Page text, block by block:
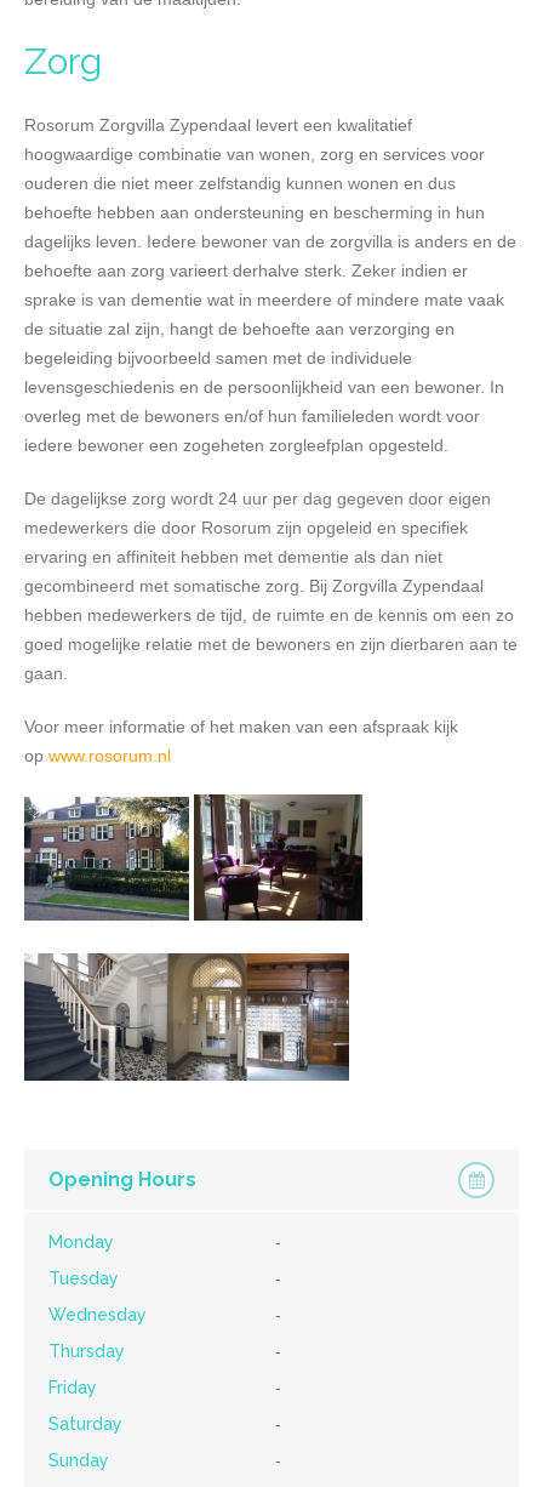
Zorg
Rosorum Zorgvilla Zypendaal levert een kwalitatief
hoogwaardige combinatie van wonen, zorg en services voor
ouderen die niet meer zelfstandig kunnen wonen en dus
behoefte hebben aan ondersteuning en bescherming in hun
dagelijks leven. Iedere bewoner van de zorgvilla is anders en de
behoefte aan zorg varieert derhalve sterk. Zeker indien er
sprake is van dementie wat in meerdere of mindere mate vaak
de situatie zal zijn, hangt de behoefte aan verzorging en
begeleiding bijvoorbeeld samen met de individuele
levensgeschiedenis en de persoonlijkheid van een bewoner. In
overleg met de bewoners en/of hun familieleden wordt voor
iedere bewoner een zogeheten zorgleefplan opgesteld.
De dagelijkse zorg wordt 24 uur per dag gegeven door eigen
medewerkers die door Rosorum zijn opgeleid en specifiek
ervaring en affiniteit hebben met dementie als dan niet
gecombineerd met somatische zorg. Bij Zorgvilla Zypendaal
hebben medewerkers de tijd, de ruimte en de kennis om een zo
goed mogelijke relatie met de bewoners en zijn dierbaren aan te
gaan.
Voor meer informatie of het maken van een afspraak kijk
op www.rosorum.nl
Opening Hours
Monday
-
Tuesday
-
Wednesday
-
Thursday
-
Friday
-
Saturday
-
Sunday
-